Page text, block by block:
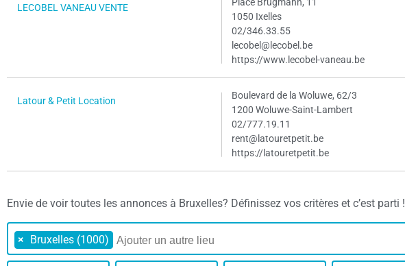
LECOBEL VANEAU VENTE
Place Brugmann, 11
1050 Ixelles
02/346.33.55
lecobel@lecobel.be
https://www.lecobel-vaneau.be
Latour & Petit Location
Boulevard de la Woluwe, 62/3
1200 Woluwe-Saint-Lambert
02/777.19.11
rent@latouretpetit.be
https://latouretpetit.be
Envie de voir toutes les annonces à Bruxelles? Définissez vos critères et c’est parti !
× Bruxelles (1000)